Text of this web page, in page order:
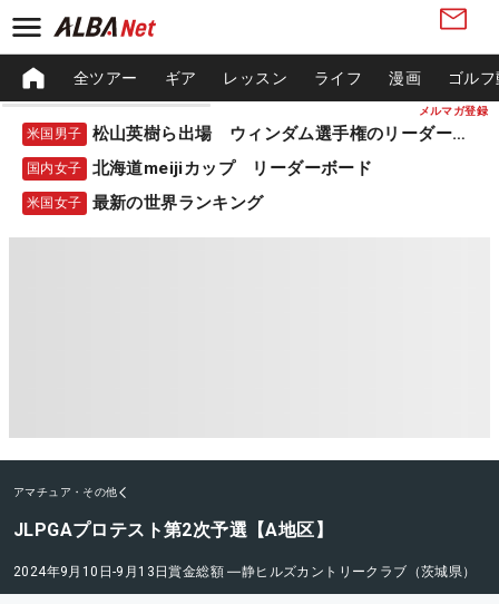
メルマガ登録
全ツアー ギア レッスン ライフ 漫画 ゴル
米国男子 松山英樹ら出場 ウィンダム選手権のリーダーボード
国内女子 北海道meijiカップ リーダーボード
米国女子 最新の世界ランキング
アマチュア・その他
JLPGAプロテスト第2次予選【A地区】
2024年9月10日-9月13日賞金総額 ―静ヒルズカントリークラブ（茨城県）